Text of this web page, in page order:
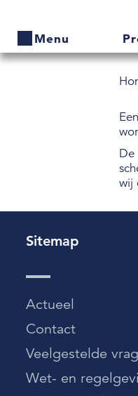
Menu
Bedrijven zoeken
Contact
Over de NIWO
Informatie per
De
wij
Sitemap
Actueel
Contact
Veelgestelde
Wet- en